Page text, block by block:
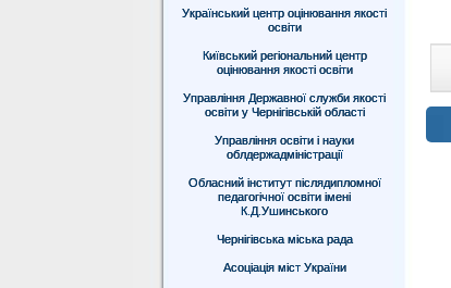
Український центр оцінювання якості
освіти
Київський регіональний центр
оцінювання якості освіти
Управління Державної служби якості
освіти у Чернігівській області
Управління освіти і науки
облдержадміністрації
Обласний інститут післядипломної
педагогічної освіти імені
К.Д.Ушинського
Чернігівська міська рада
Асоціація міст України